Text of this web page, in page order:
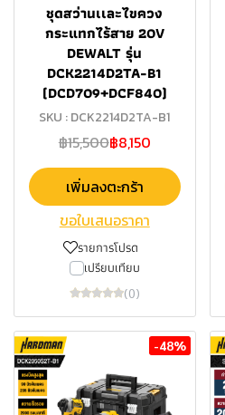
ชุดสว่านเเละไขควง
กระแทกไร้สาย 20V
DEWALT รุ่น
DCK2214D2TA-B1
(DCD709+DCF840)
SKU : DCK2214D2TA-B1
฿15,500฿8,150
เพิ่มลงตะกร้า
ขอใบเสนอราคา
รายการโปรด
เปรียบเทียบ
(0)
-48%